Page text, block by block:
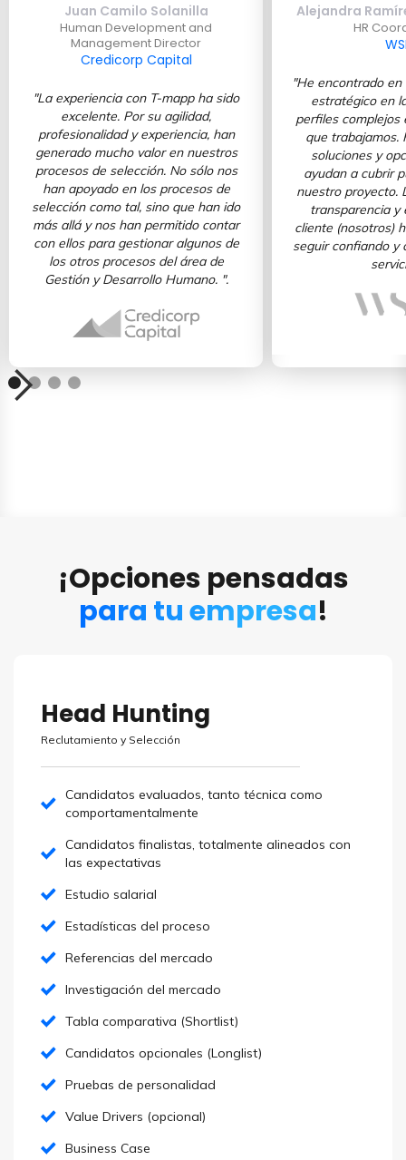
Juan Camilo Solanilla
Human Development and
Management Director
Credicorp Capital
"La experiencia con T-mapp ha sido
excelente. Por su agilidad,
profesionalidad y experiencia, han
generado mucho valor en nuestros
procesos de selección. No sólo nos
han apoyado en los procesos de
selección como tal, sino que han ido
más allá y nos han permitido contar
con ellos para gestionar algunos de
los otros procesos del área de
Gestión y Desarrollo Humano. ".
Alejandra
HR
"He encontrado
estratégico en
perfiles complejos
que trabajamos.
soluciones y
ayudan a cubrir
nuestro proyecto.
transparencia y
cliente (nosotros)
seguir confiando y
¡Opciones pensadas
para tu empresa!
Head Hunting
Reclutamiento y Selección
Candidatos evaluados, tanto técnica como
comportamentalmente
Candidatos finalistas, totalmente alineados con
las expectativas
Estudio salarial
Estadísticas del proceso
Referencias del mercado
Investigación del mercado
Tabla comparativa (Shortlist)
Candidatos opcionales (Longlist)
Pruebas de personalidad
Value Drivers (opcional)
Business Case